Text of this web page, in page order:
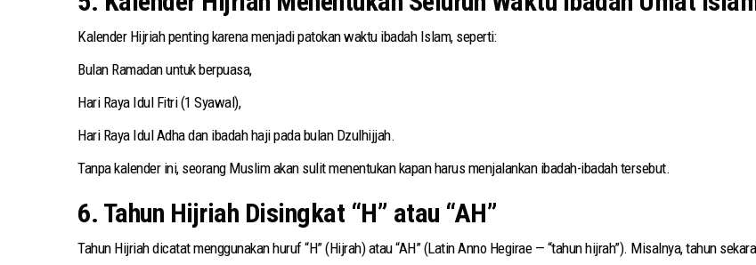
Kalender Hijriah penting karena menjadi patokan waktu ibadah Islam, seperti:
Bulan Ramadan untuk berpuasa,
Hari Raya Idul Fitri (1 Syawal),
Hari Raya Idul Adha dan ibadah haji pada bulan Dzulhijjah.
Tanpa kalender ini, seorang Muslim akan sulit menentukan kapan harus menjalankan ibadah-ibadah tersebut.
6. Tahun Hijriah Disingkat “H” atau “AH”
Tahun Hijriah dicatat menggunakan huruf “H” (Hijrah) atau “AH” (Latin Anno Hegirae — “tahun hijrah”). Misalnya, tahun